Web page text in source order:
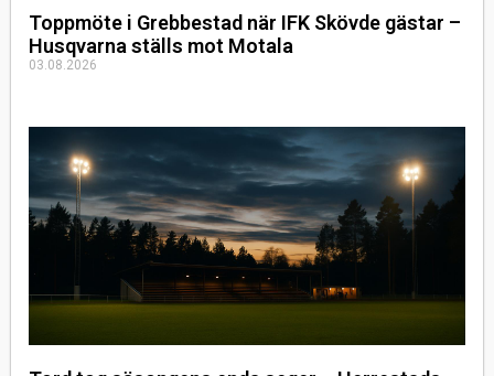
Toppmöte i Grebbestad när IFK Skövde gästar –
Husqvarna ställs mot Motala
03.08.2026